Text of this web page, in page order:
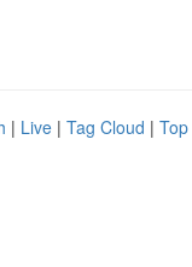
| Live | Tag Cloud |